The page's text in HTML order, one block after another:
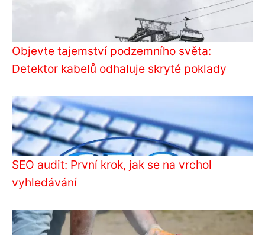
Objevte tajemství podzemního světa:
Detektor kabelů odhaluje skryté poklady
SEO audit: První krok, jak se na vrchol
vyhledávání